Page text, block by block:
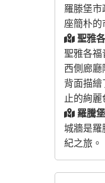
羅滕堡
座簡朴
聖雅
聖雅各福
西側廊
背面描
止的絢麗
羅騰
城牆是羅
紀之旅。